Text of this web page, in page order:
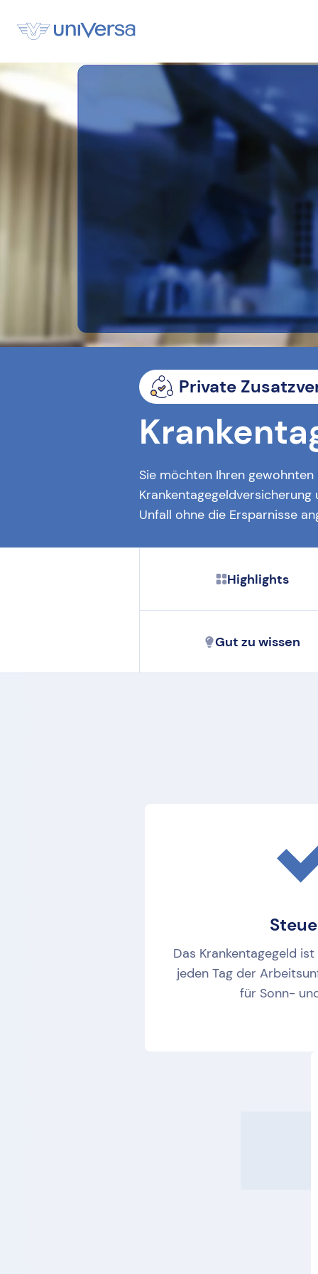
Private
Sie möchten Ihren
Unfall ohne die Ersparnisse
Highlights
Gut zu wissen
Das Krankentagegeld
jeden Tag der
für Sonn-